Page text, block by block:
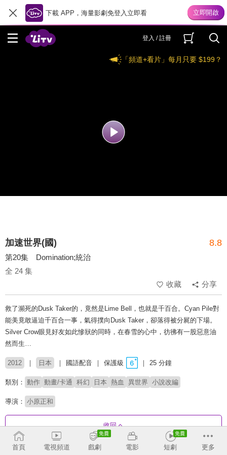
下載 APP，海量影劇免登入立即看
登入 / 註冊
「頻道+看片」每月只要 $199？
加速世界(國) 8.8
第20集 Domination;統治
全 24 集
收藏
分享
救了瀕死的Dusk Taker的，竟然是Lime Bell，也就是千百合。Cyan Pile對
能美竟敢逼迫千百合一事，氣得撲向Dusk Taker，卻落得被分屍的下場。
Silver Crow眼見好友如此慘狀的同時，在春雪的心中，彷彿有一股惡意油
然而生…
2012 日本 國語配音 保護級 25 分鐘
類別： 動作 動畫/卡通 科幻 日本 熱血 異世界 小說改編
導演： 小原正和
收回
首頁 電視頻道 戲劇 電影 短劇 更多